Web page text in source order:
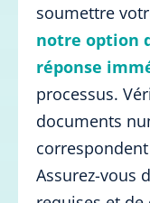
soumettre
notre option
réponse
processus.
documents
Assurez-vous